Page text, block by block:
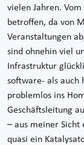
vielen Jahren.
betroffen, da von
Veranstaltungen
sind ohnehin viel
Infrastruktur
software- als auch
problemlos ins
Geschäftsleitung
– aus meiner
quasi ein